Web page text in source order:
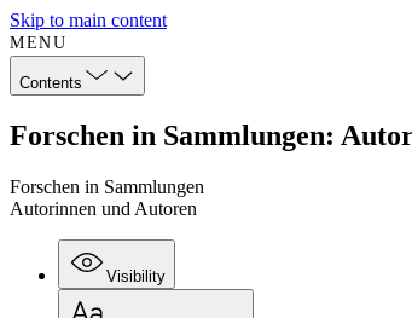
Skip to main content
MENU
Contents
Forschen in Sammlungen:
Forschen in Sammlungen
Autorinnen und Autoren
Visibility